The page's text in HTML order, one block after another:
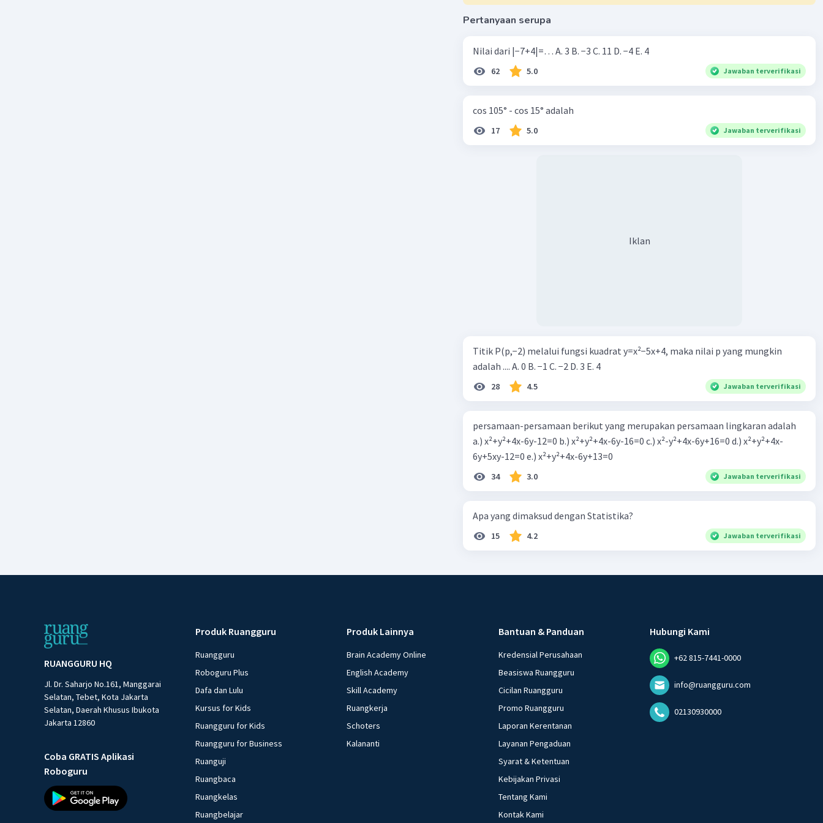
Beri Rating·0.0(0) Balas
Pertanyaan serupa
Nilai dari |−7+4|=… A. 3 B. −3 C. 11 D. −4 E. 4
62 5.0 Jawaban terverifikasi
cos 105° - cos 15° adalah
17 5.0 Jawaban terverifikasi
Iklan
Titik P(p,−2) melalui fungsi kuadrat y=x²−5x+4, maka nilai p yang mungkin
adalah .... A. 0 B. −1 C. −2 D. 3 E. 4
28 4.5 Jawaban terverifikasi
persamaan-persamaan berikut yang merupakan persamaan lingkaran adalah
a.) x²+y²+4x-6y-12=0 b.) x²+y²+4x-6y-16=0 c.) x²-y²+4x-6y+16=0 d.) x²+y²+4x-
6y+5xy-12=0 e.) x²+y²+4x-6y+13=0
34 3.0 Jawaban terverifikasi
Apa yang dimaksud dengan Statistika?
15 4.2 Jawaban terverifikasi
RUANGGURU HQ
Jl. Dr. Saharjo No.161, Manggarai
Selatan, Tebet, Kota Jakarta
Selatan, Daerah Khusus Ibukota
Jakarta 12860
Coba GRATIS Aplikasi
Roboguru
Produk Ruangguru
Ruangguru
Roboguru Plus
Dafa dan Lulu
Kursus for Kids
Ruangguru for Kids
Ruangguru for Business
Ruanguji
Ruangbaca
Ruangkelas
Ruangbelajar
Produk Lainnya
Brain Academy Online
English Academy
Skill Academy
Ruangkerja
Schoters
Kalananti
Bantuan & Panduan
Kredensial Perusahaan
Beasiswa Ruangguru
Cicilan Ruangguru
Promo Ruangguru
Laporan Kerentanan
Layanan Pengaduan
Syarat & Ketentuan
Kebijakan Privasi
Tentang Kami
Kontak Kami
Hubungi Kami
+62 815-7441-0000
info@ruangguru.com
02130930000